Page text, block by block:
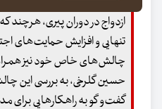
ازدواج در دوران پیری، هرچند
تنهایی و افزایش حمایت‌های
چالش‌های خاص خود نیز
حسین گلرخی، به بررسی این
گفت‌و گو به راهکارهایی برای